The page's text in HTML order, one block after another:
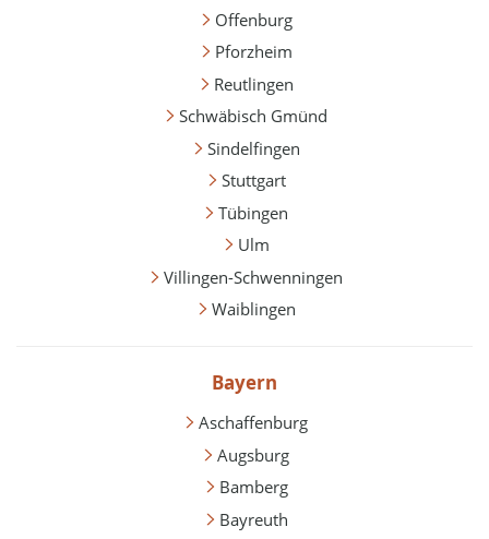
Offenburg
Pforzheim
Reutlingen
Schwäbisch Gmünd
Sindelfingen
Stuttgart
Tübingen
Ulm
Villingen-Schwenningen
Waiblingen
Bayern
Aschaffenburg
Augsburg
Bamberg
Bayreuth